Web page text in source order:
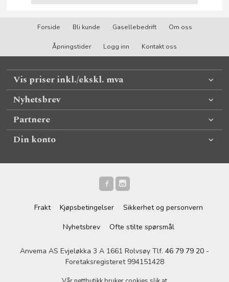
Forside Bli kunde Gasellebedrift Om oss
Åpningstider Logg inn Kontakt oss
Vis priser inkl./ekskl. mva
Nyhetsbrev
Partnere
Din konto
Frakt Kjøpsbetingelser
Sikkerhet og personvern
Nyhetsbrev
Ofte stilte spørsmål
Anvema AS Evjeløkka 3 A 1661 Rolvsøy Tlf. 46 79 79 20 -
Foretaksregisteret 994151428